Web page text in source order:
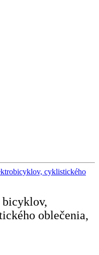
oblečenia,